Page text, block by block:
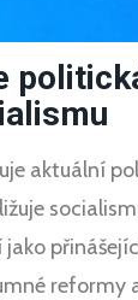
aktuální
jako
reformy